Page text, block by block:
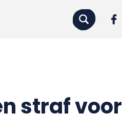
straf voor